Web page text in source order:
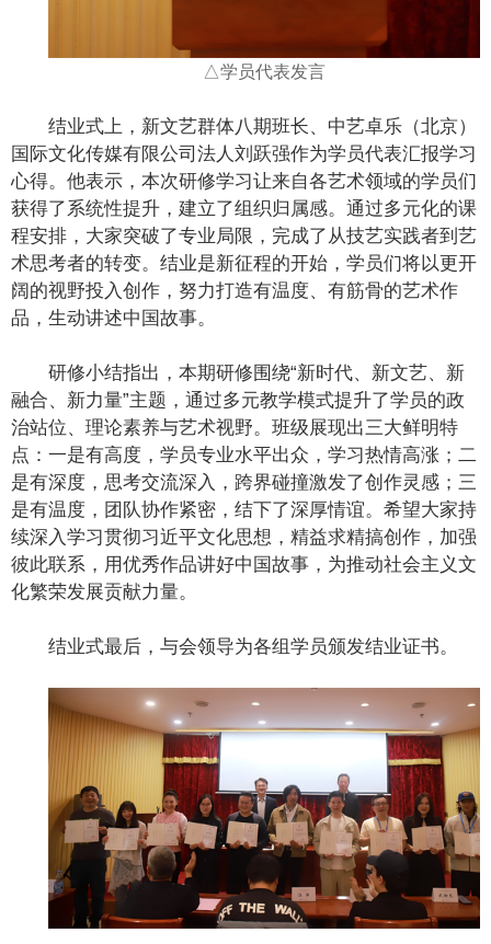
△学员代表发言
结业式上，新文艺群体八期班长、中艺卓乐（北京）
国际文化传媒有限公司法人刘跃强作为学员代表汇报学习
心得。他表示，本次研修学习让来自各艺术领域的学员们
获得了系统性提升，建立了组织归属感。通过多元化的课
程安排，大家突破了专业局限，完成了从技艺实践者到艺
术思考者的转变。结业是新征程的开始，学员们将以更开
阔的视野投入创作，努力打造有温度、有筋骨的艺术作
品，生动讲述中国故事。
研修小结指出，本期研修围绕“新时代、新文艺、新
融合、新力量”主题，通过多元教学模式提升了学员的政
治站位、理论素养与艺术视野。班级展现出三大鲜明特
点：一是有高度，学员专业水平出众，学习热情高涨；二
是有深度，思考交流深入，跨界碰撞激发了创作灵感；三
是有温度，团队协作紧密，结下了深厚情谊。希望大家持
续深入学习贯彻习近平文化思想，精益求精搞创作，加强
彼此联系，用优秀作品讲好中国故事，为推动社会主义文
化繁荣发展贡献力量。
结业式最后，与会领导为各组学员颁发结业证书。